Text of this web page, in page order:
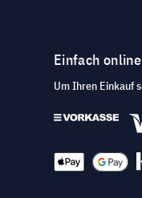
Einfach
Um Ihren Einkauf